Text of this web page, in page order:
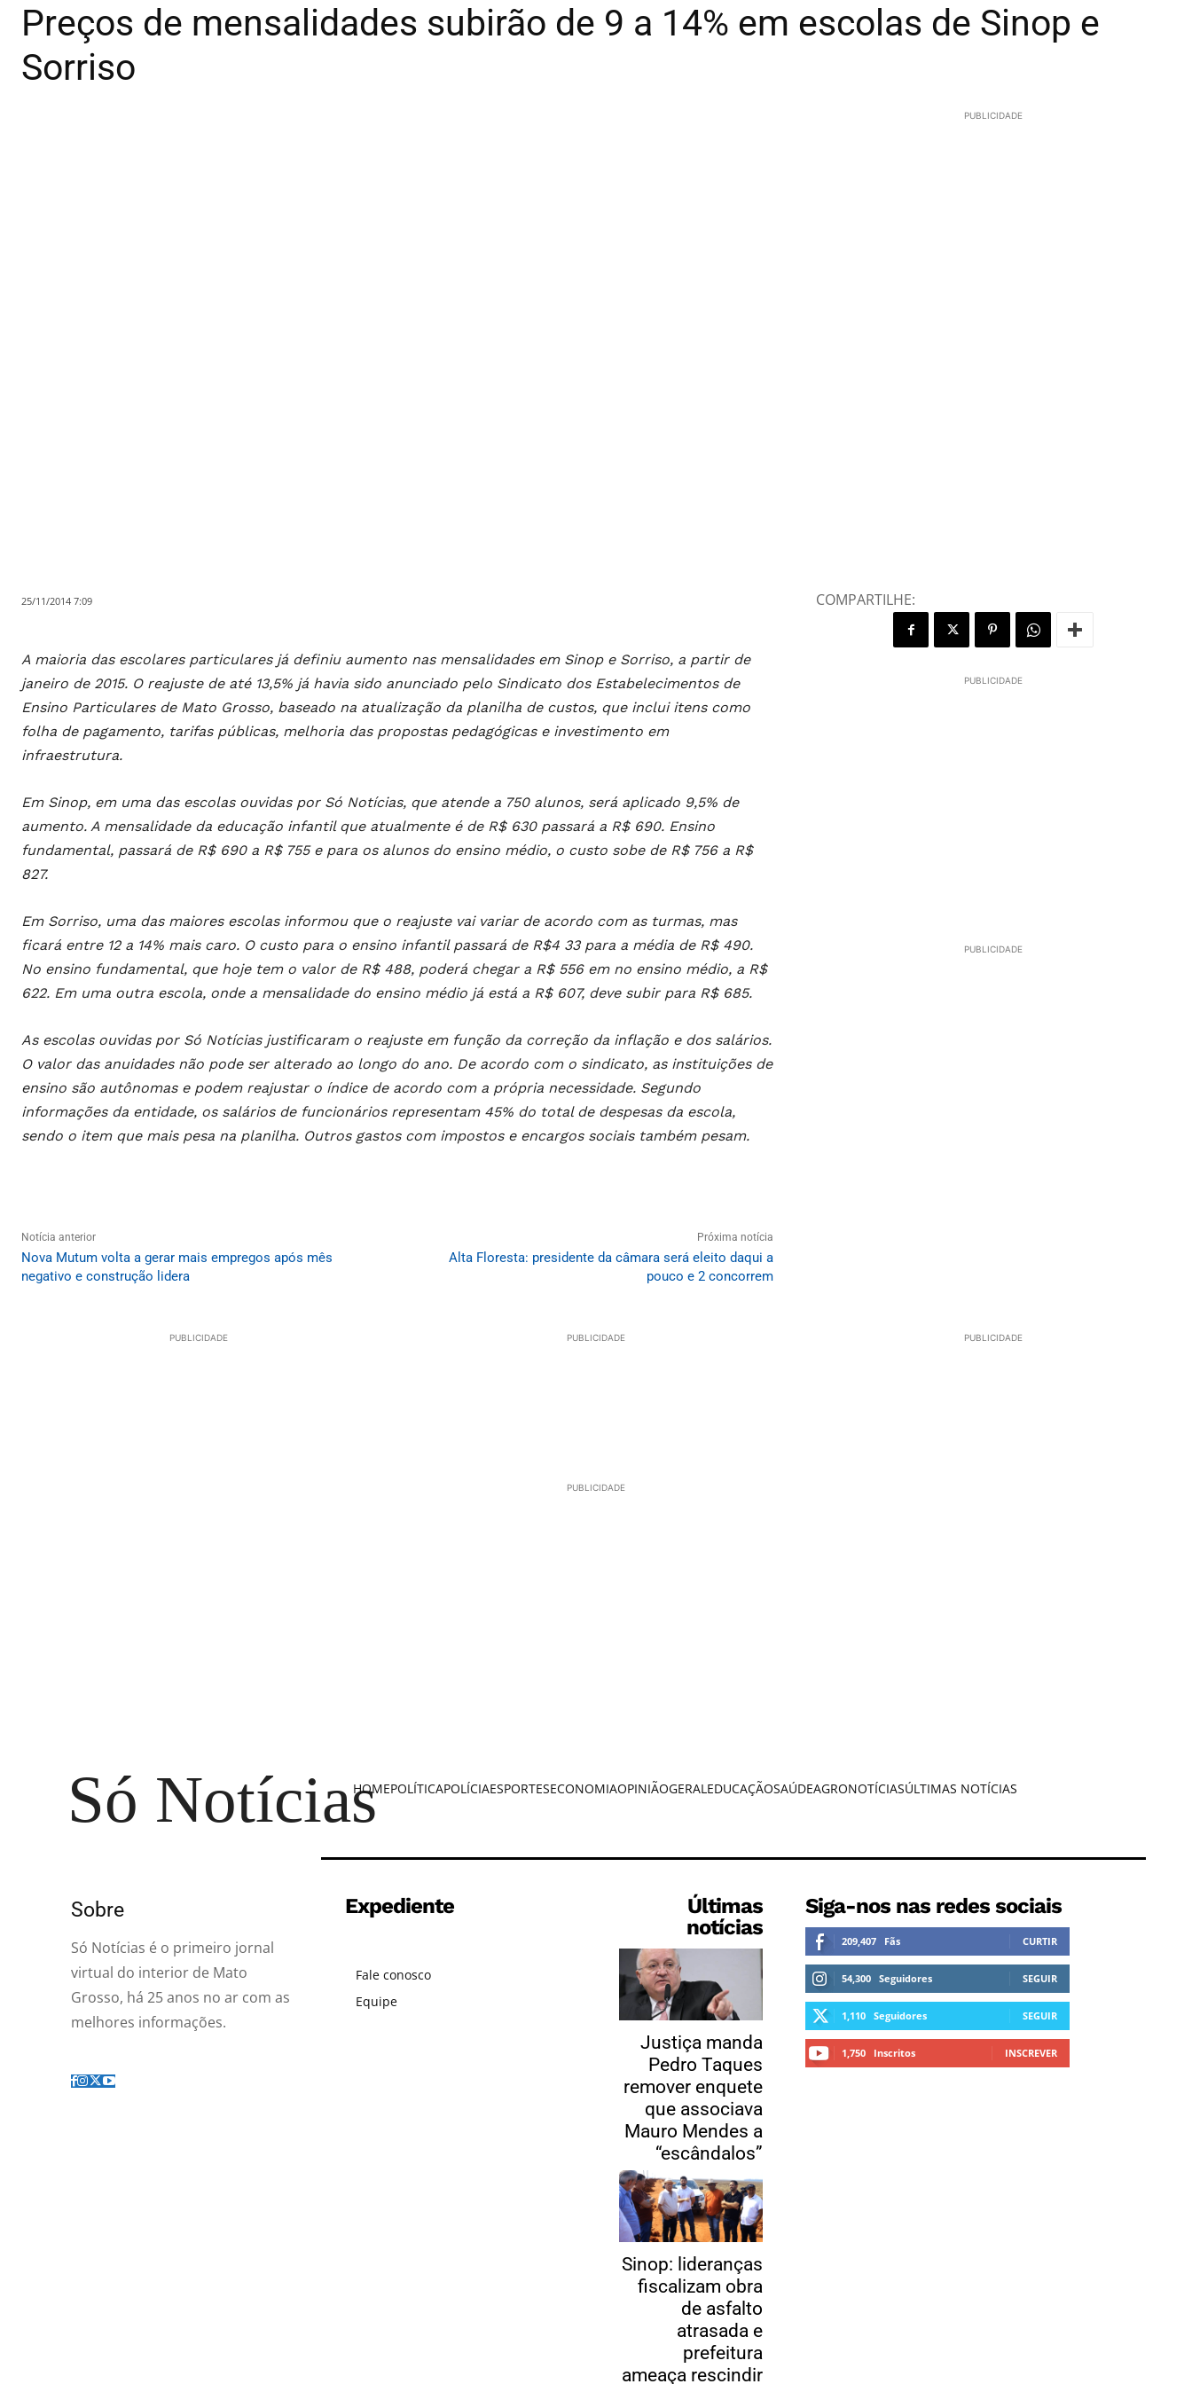
Preços de mensalidades subirão de 9 a 14% em escolas de Sinop e
Sorriso
PUBLICIDADE
25/11/2014 7:09
A maioria das escolares particulares já definiu aumento nas mensalidades em Sinop e Sorriso, a partir de
janeiro de 2015. O reajuste de até 13,5% já havia sido anunciado pelo Sindicato dos Estabelecimentos de
Ensino Particulares de Mato Grosso, baseado na atualização da planilha de custos, que inclui itens como
folha de pagamento, tarifas públicas, melhoria das propostas pedagógicas e investimento em
infraestrutura.
Em Sinop, em uma das escolas ouvidas por Só Notícias, que atende a 750 alunos, será aplicado 9,5% de
aumento. A mensalidade da educação infantil que atualmente é de R$ 630 passará a R$ 690. Ensino
fundamental, passará de R$ 690 a R$ 755 e para os alunos do ensino médio, o custo sobe de R$ 756 a R$
827.
Em Sorriso, uma das maiores escolas informou que o reajuste vai variar de acordo com as turmas, mas
ficará entre 12 a 14% mais caro. O custo para o ensino infantil passará de R$4 33 para a média de R$ 490.
No ensino fundamental, que hoje tem o valor de R$ 488, poderá chegar a R$ 556 em no ensino médio, a R$
622. Em uma outra escola, onde a mensalidade do ensino médio já está a R$ 607, deve subir para R$ 685.
As escolas ouvidas por Só Notícias justificaram o reajuste em função da correção da inflação e dos salários.
O valor das anuidades não pode ser alterado ao longo do ano. De acordo com o sindicato, as instituições de
ensino são autônomas e podem reajustar o índice de acordo com a própria necessidade. Segundo
informações da entidade, os salários de funcionários representam 45% do total de despesas da escola,
sendo o item que mais pesa na planilha. Outros gastos com impostos e encargos sociais também pesam.
Notícia anterior
Nova Mutum volta a gerar mais empregos após mês
negativo e construção lidera
Próxima notícia
Alta Floresta: presidente da câmara será eleito daqui a
pouco e 2 concorrem
COMPARTILHE:
PUBLICIDADE
PUBLICIDADE
PUBLICIDADE PUBLICIDADE PUBLICIDADE
PUBLICIDADE
Só Notícias
HOMEPOLÍTICAPOLÍCIAESPORTESECONOMIAOPINIÃOGERALEDUCAÇÃOSAÚDEAGRONOTÍCIASÚLTIMAS NOTÍCIAS
Sobre
Só Notícias é o primeiro jornal
virtual do interior de Mato
Grosso, há 25 anos no ar com as
melhores informações.
Expediente
Fale conosco
Equipe
Últimas
notícias
Justiça manda
Pedro Taques
remover enquete
que associava
Mauro Mendes a
“escândalos”
Sinop: lideranças
fiscalizam obra
de asfalto
atrasada e
prefeitura
ameaça rescindir
Siga-nos nas redes sociais
209,407 Fãs CURTIR
54,300 Seguidores SEGUIR
1,110 Seguidores SEGUIR
1,750 Inscritos INSCREVER